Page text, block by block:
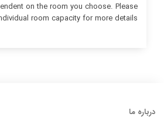
on the room you choose. Please
room capacity for more details.
درباره ما